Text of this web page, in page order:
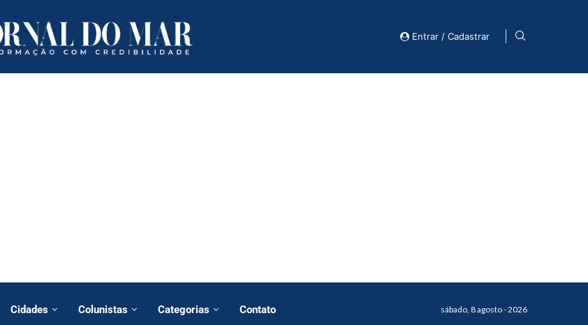
Entrar / Cadastrar
Cidades Colunistas Categorias Contato sábado, 8 agosto - 2026